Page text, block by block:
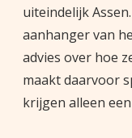
uiteindelijk
aanhanger van
advies over hoe
maakt daarvoor
krijgen alleen